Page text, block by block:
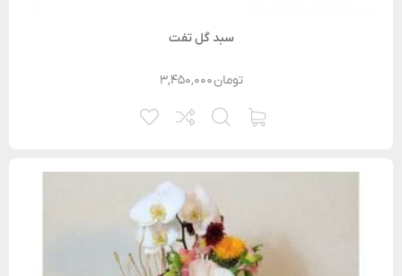
سبد گل تفت
۳,۴۵۰,۰۰۰تومان